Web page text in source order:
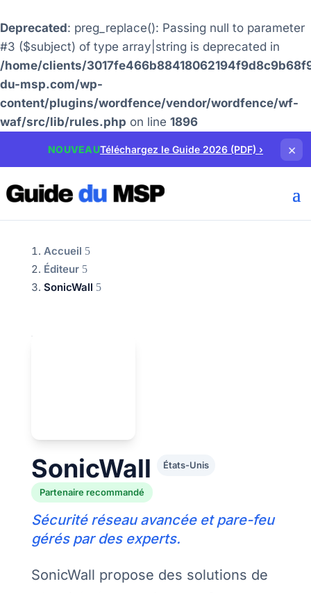
Deprecated: preg_replace(): Passing null to parameter
#3 ($subject) of type array|string is deprecated in
/home/clients/
du-msp.com/wp-
content/plugins/wordfence/vendor/wordfence/wf-
waf/src/lib/rules.php on line 1896
NOUVEAUTéléchargez le Guide 2026 (PDF)› ×
Accueil
Éditeur
SonicWall
SonicWall États-Unis
Partenaire recommandé
Sécurité réseau avancée et pare-feu
gérés par des experts.
SonicWall propose des solutions de